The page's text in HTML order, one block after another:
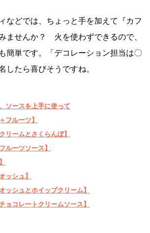
などでは、ちょっと手を加えて『カフ
ませんか？ 火を使わずできるので、
簡単です。「デコレーション担当は〇
したら喜びそうですね。
ソースを上手に使って
フルーツ】
リームとさくらんぼ】
ルーツソース】
ッシュ】
ッシュとホイップクリーム】
ョコレートクリームソース】